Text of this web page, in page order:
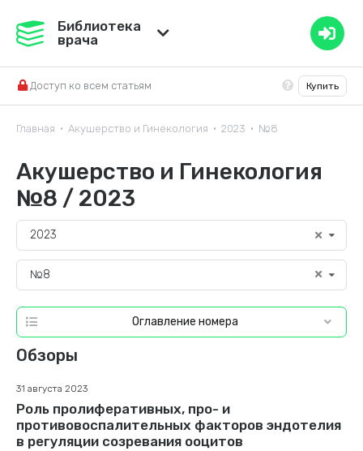
Медвестник
Справочник ЛС
Библиотека
врача
Доступ ко всем статьям Купить
Главная • Акушерство и Гинекология • 2023 • №8
Акушерство и Гинекология
№8 / 2023
2023
№8
Оглавление номера
Обзоры
31 августа 2023
Роль пролиферативных, про- и
противовоспалительных факторов эндотелия
в регуляции созревания ооцитов